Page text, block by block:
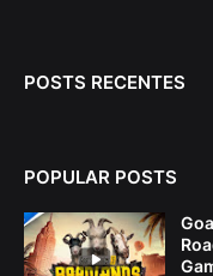
POSTS RECENTES
POPULAR POSTS